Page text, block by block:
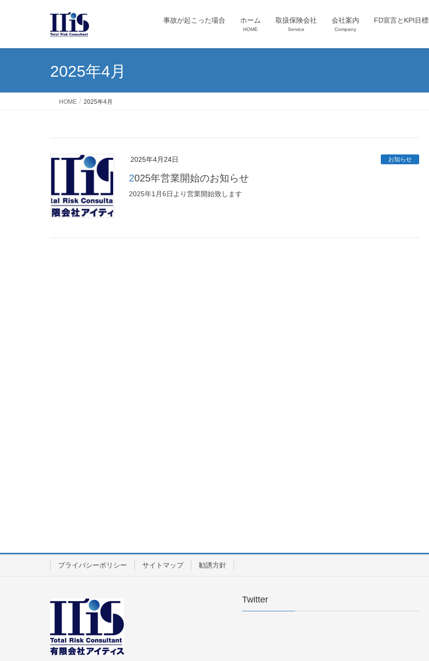
事故が起こった場合 ホーム
HOME
取扱保険会社
Service
会社案内
Company
FD宣言とKPI目標
2025年4月
HOME 2025年4月
2025年4月24日 お知らせ
2025年営業開始のお知らせ
2025年1月6日より営業開始致します
プライバシーポリシー サイトマップ 勧誘方針
Twitter